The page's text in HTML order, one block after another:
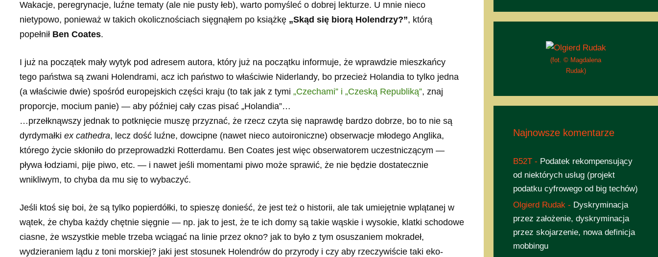
Wakacje, peregrynacje, luźne tematy (ale nie pusty łeb), warto pomyśleć o dobrej lekturze. U mnie nieco
nietypowo, ponieważ w takich okolicznościach sięgnąłem po książkę „Skąd się biorą Holendrzy?”, którą
popełnił Ben Coates.
I już na początek mały wytyk pod adresem autora, który już na początku informuje, że wprawdzie mieszkańcy
tego państwa są zwani Holendrami, acz ich państwo to właściwie Niderlandy, bo przecież Holandia to tylko jedna
(a właściwie dwie) spośród europejskich części kraju (to tak jak z tymi „Czechami” i „Czeską Republiką”, znaj
proporcje, mocium panie) — aby później cały czas pisać „Holandia”…
…przełknąwszy jednak to potknięcie muszę przyznać, że rzecz czyta się naprawdę bardzo dobrze, bo to nie są
dyrdymałki ex cathedra, lecz dość luźne, dowcipne (nawet nieco autoironiczne) obserwacje młodego Anglika,
którego życie skłoniło do przeprowadzki Rotterdamu. Ben Coates jest więc obserwatorem uczestniczącym —
pływa łodziami, pije piwo, etc. — i nawet jeśli momentami piwo może sprawić, że nie będzie dostatecznie
wnikliwym, to chyba da mu się to wybaczyć.
Jeśli ktoś się boi, że są tylko popierdółki, to spieszę donieść, że jest też o historii, ale tak umiejętnie wplątanej w
wątek, że chyba każdy chętnie sięgnie — np. jak to jest, że te ich domy są takie wąskie i wysokie, klatki schodowe
ciasne, że wszystkie meble trzeba wciągać na linie przez okno? jak to było z tym osuszaniem mokradeł,
wydzieraniem lądu z toni morskiej? jaki jest stosunek Holendrów do przyrody i czy aby rzeczywiście taki eko-
(fot. © Magdalena
Rudak)
Najnowsze komentarze
B52T - Podatek rekompensujący
od niektórych usług (projekt
podatku cyfrowego od big techów)
Olgierd Rudak - Dyskryminacja
przez założenie, dyskryminacja
przez skojarzenie, nowa definicja
mobbingu